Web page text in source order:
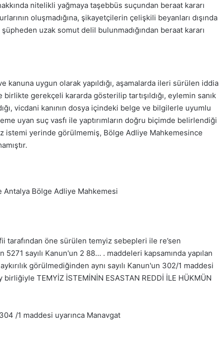
nitelikli yağmaya taşebbüs suçundan beraat kararı
oluşmadığına, şikayetçilerin çelişkili beyanları dışında
uzak somut delil bulunmadığından beraat kararı
kanuna uygun olarak yapıldığı, aşamalarda ileri sürülen iddia
gerekçeli kararda gösterilip tartışıldığı, eylemin sanık
vicdani kanının dosya içindeki belge ve bilgilerle uyumlu
uyan suç vasfı ile yaptırımların doğru biçimde belirlendiği
istemi yerinde görülmemiş, Bölge Adliye Mahkemesince
Antalya Bölge Adliye Mahkemesi
tarafından öne sürülen temyiz sebepleri ile re’sen
sayılı Kanun'un 2 88… . maddeleri kapsamında yapılan
görülmediğinden aynı sayılı Kanun'un 302/1 maddesi
TEMYİZ İSTEMİNİN ESASTAN REDDİ İLE HÜKMÜN
304 /1 maddesi uyarınca Manavgat